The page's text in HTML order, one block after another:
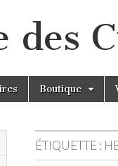
des
Boutique
ÉTIQUETTE :